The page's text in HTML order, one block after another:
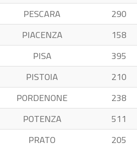
PESCARA
290
PIACENZA
158
PISA
395
PISTOIA
210
PORDENONE
238
POTENZA
511
PRATO
205